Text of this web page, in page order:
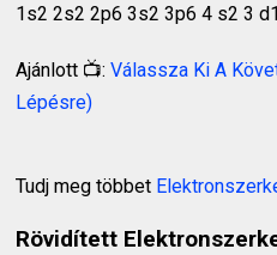
1s2 2s2 2p6 3s2 3p6 4 s2 3
Ajánlott 📺:Válassza Ki A
Lépésre)
Tudj meg többet
Rövidített